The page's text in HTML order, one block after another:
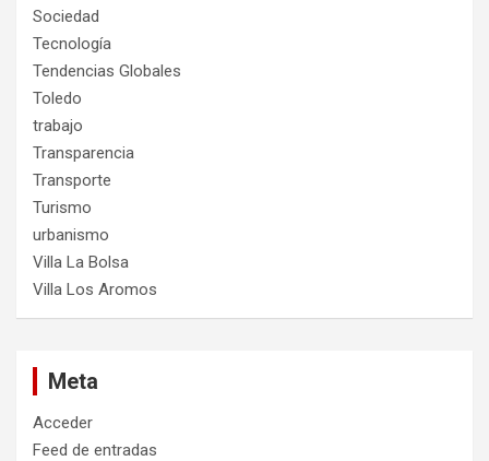
Sociedad
Tecnología
Tendencias Globales
Toledo
trabajo
Transparencia
Transporte
Turismo
urbanismo
Villa La Bolsa
Villa Los Aromos
Meta
Acceder
Feed de entradas